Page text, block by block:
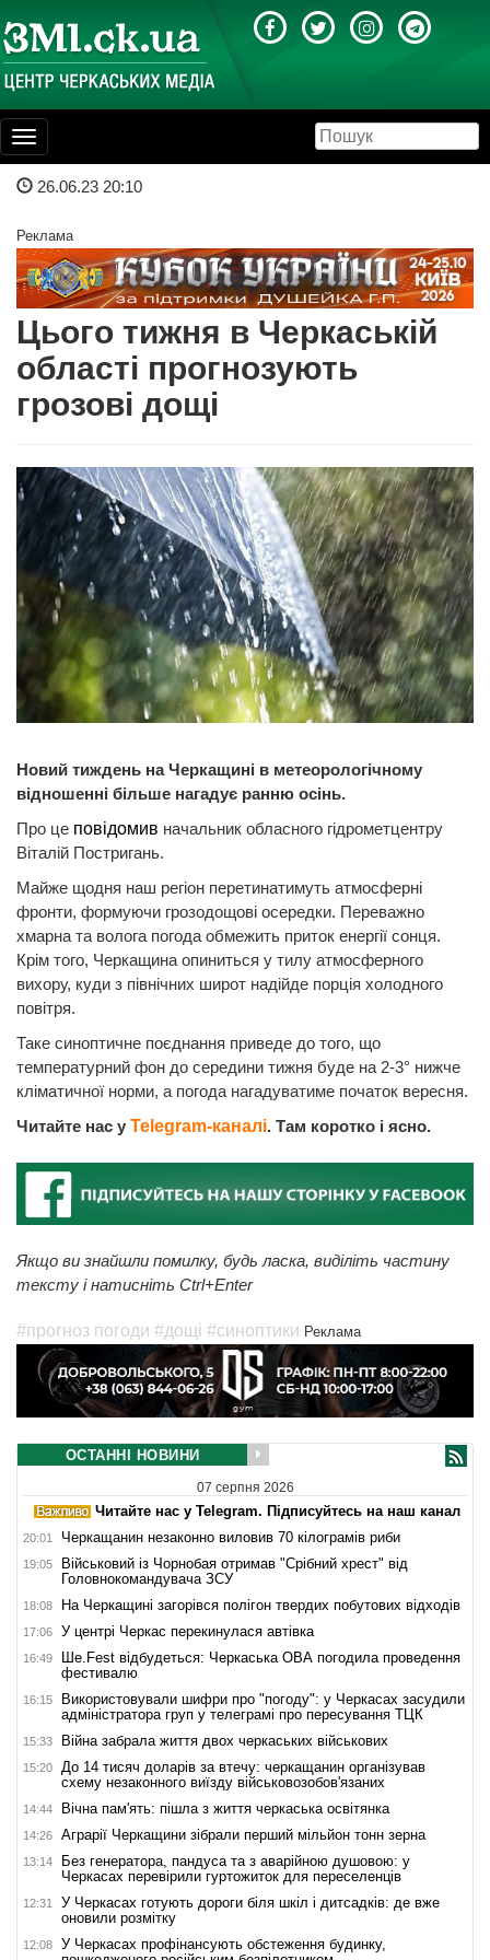
Toggle
navigation
26.06.23 20:10
Реклама
Цього тижня в Черкаській
області прогнозують
грозові дощі
Новий тиждень на Черкащині в метеорологічному
відношенні більше нагадує ранню осінь.
Про це повідомив начальник обласного гідрометцентру
Віталій Постригань.
Майже щодня наш регіон перетинатимуть атмосферні
фронти, формуючи грозодощові осередки. Переважно
хмарна та волога погода обмежить приток енергії сонця.
Крім того, Черкащина опиниться у тилу атмосферного
вихору, куди з північних широт надійде порція холодного
повітря.
Таке синоптичне поєднання приведе до того, що
температурний фон до середини тижня буде на 2-3° нижче
кліматичної норми, а погода нагадуватиме початок вересня.
Читайте нас у Telegram-каналі. Там коротко і ясно.
Якщо ви знайшли помилку, будь ласка, виділіть частину
тексту і натисніть Ctrl+Enter
#прогноз погоди #дощі #синоптики Реклама
ОСТАННІ НОВИНИ
07 серпня 2026
Читайте нас у Telegram. Підписуйтесь на наш канал
20:01 Черкащанин незаконно виловив 70 кілограмів риби
19:05
Військовий із Чорнобая отримав "Срібний хрест" від
Головнокомандувача ЗСУ
18:08 На Черкащині загорівся полігон твердих побутових відходів
17:06 У центрі Черкас перекинулася автівка
16:49
Ше.Fest відбудеться: Черкаська ОВА погодила проведення
фестивалю
16:15
Використовували шифри про "погоду": у Черкасах засудили
адміністратора груп у телеграмі про пересування ТЦК
15:33 Війна забрала життя двох черкаських військових
15:20
До 14 тисяч доларів за втечу: черкащанин організував
схему незаконного виїзду військовозобов'язаних
14:44 Вічна пам'ять: пішла з життя черкаська освітянка
14:26 Аграрії Черкащини зібрали перший мільйон тонн зерна
13:14
Без генератора, пандуса та з аварійною душовою: у
Черкасах перевірили гуртожиток для переселенців
12:31
У Черкасах готують дороги біля шкіл і дитсадків: де вже
оновили розмітку
12:08
У Черкасах профінансують обстеження будинку,